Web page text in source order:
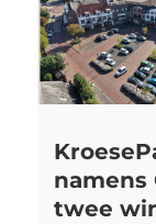
namens
twee